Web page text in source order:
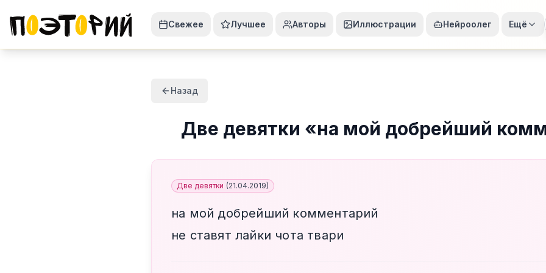
Свежее Лучшее Авторы Иллюстрации Нейроолег Ещё
Назад
Две девятки «на мой добрейший
Две девятки (21.04.2019)
на мой добрейший комментарий
не ставят лайки чота твари